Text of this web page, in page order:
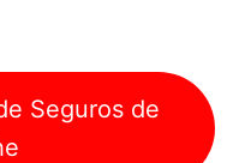
Seguros de